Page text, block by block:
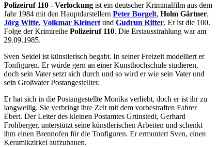
Polizeiruf 110 - Verlockung ist ein deutscher Kriminalfilm aus dem
Jahr 1984 mit den Hauptdarstellern Peter Borgelt, Holm Gärtner,
Jörg Witte, Volkmar Kleinert und Gudrun Ritter. Er ist die 100.
Folge der Krimireihe Polizeiruf 110. Die Erstausstrahlung war am
29.09.1985.
Sven Seidel ist künstlerisch begabt. In seiner Freizeit modelliert er
Tonfiguren. Er würde gern an einer Kunsthochschule studieren,
doch sein Vater setzt sich durch und so wird er wie sein Vater und
sein Großvater Postangestellter.
Er hat sich in die Postangestellte Monika verliebt, doch er ist ihr zu
langweilig. Sie verbringt ihre Zeit mit dem vorbestraften Fahrer
Ebert. Der Leiter des kleinen Postamtes Grünstedt, Gerhard
Frohberger, unterstützt seine künstlerischen Arbeiten und schenkt
ihm einen Brennofen für die Tonfiguren. Er ermuntert Sven, einen
Keramikzirkel aufzubauen.